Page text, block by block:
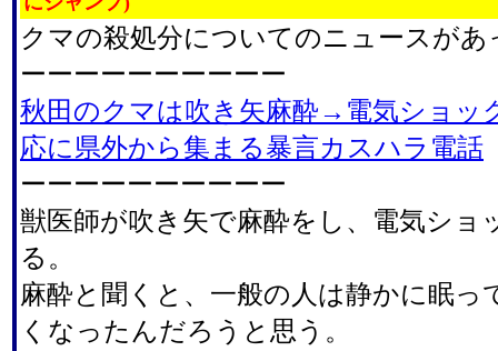
クマの殺処分についてのニュースがあ
ーーーーーーーーーー
秋田のクマは吹き矢麻酔→電気ショッ
応に県外から集まる暴言カスハラ電話
ーーーーーーーーーー
獣医師が吹き矢で麻酔をし、電気ショ
る。
麻酔と聞くと、一般の人は静かに眠っ
くなったんだろうと思う。